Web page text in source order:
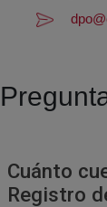
Cuánto
Registro